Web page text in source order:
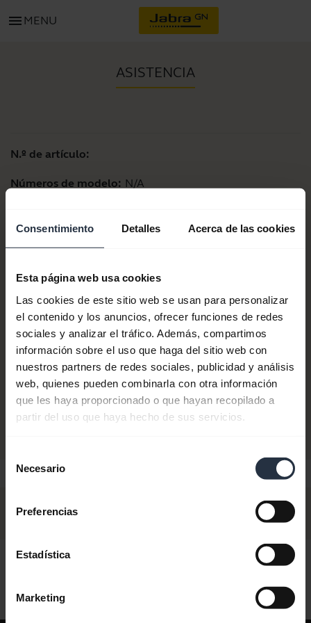
Consentimiento Detalles Acerca de las cookies
Esta página web usa cookies
Las cookies de este sitio web se usan para personalizar
el contenido y los anuncios, ofrecer funciones de redes
sociales y analizar el tráfico. Además, compartimos
información sobre el uso que haga del sitio web con
nuestros partners de redes sociales, publicidad y análisis
web, quienes pueden combinarla con otra información
que les haya proporcionado o que hayan recopilado a
partir del uso que haya hecho de sus servicios.
Necesario
Preferencias
Estadística
Marketing
menu MENU
ASISTENCIA
N.º de artículo:
Números de modelo: N/A
Documentos de producto
CONSIDERE ACTUALIZER A
y Mono
Comprar ahora